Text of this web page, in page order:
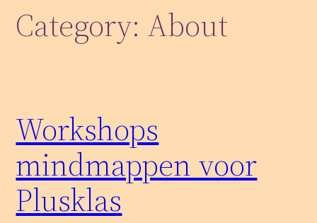
Category: About
Workshops
mindmappen voor
Plusklas